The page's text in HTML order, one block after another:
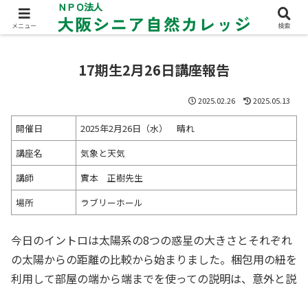
17期生2月26日講座報告
2025.02.26 2025.05.13
開催日
2025年2月26日（水） 晴れ
講座名
気象と天気
講師
實本 正樹先生
場所
ラブリーホール
今日のイントロは太陽系の8つの惑星の大きさとそれぞれ
の太陽からの距離の比較から始まりました。梱包用の紐を
利用して部屋の端から端までを使っての説明は、意外と説
メニュー 検索